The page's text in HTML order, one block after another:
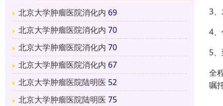
北京大学肿瘤医院消化内 69
北京大学肿瘤医院消化内 70
北京大学肿瘤医院消化内 70
北京大学肿瘤医院消化内 67
北京大学肿瘤医院陆明医 52
北京大学肿瘤医院陆明医 75
3
4
5
全
嘱